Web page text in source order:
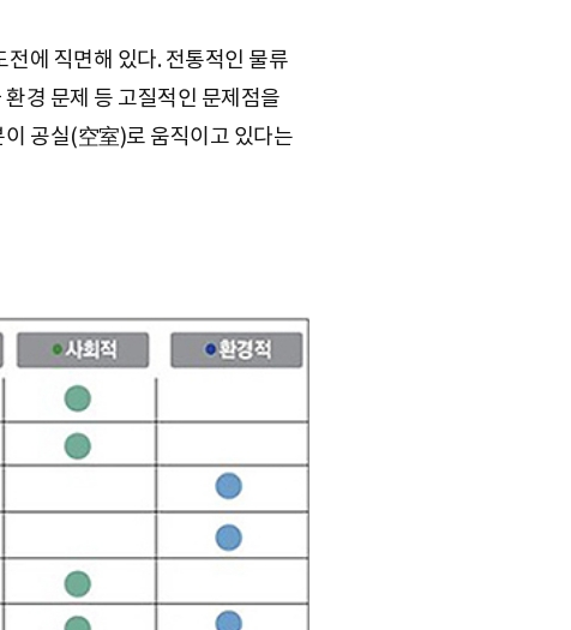
에 직면해 있다. 전통적인 물류
경 문제 등 고질적인 문제점을
공실(空室)로 움직이고 있다는